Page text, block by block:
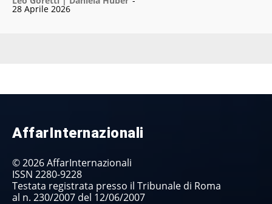
28 Aprile 2026
AffarInternazionali
© 2026 AffarInternazionali
ISSN 2280-9228
Testata registrata presso il Tribunale di Roma
al n. 230/2007 del 12/06/2007